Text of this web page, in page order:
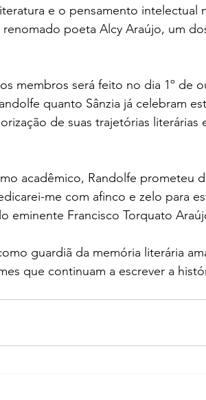
e o pensamento intelectual
poeta Alcy Araújo, um
membros será feito no dia 1º de
quanto Sânzia já celebram
de suas trajetórias literárias
acadêmico, Randolfe prometeu
me com afinco e zelo para
eminente Francisco Torquato
guardiã da memória literária
que continuam a escrever a